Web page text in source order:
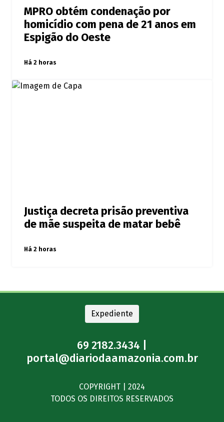
MPRO obtém condenação por
homicídio com pena de 21 anos em
Espigão do Oeste
Há 2 horas
Justiça decreta prisão preventiva
de mãe suspeita de matar bebê
Há 2 horas
Expediente
69 2182.3434 |
portal@diariodaamazonia.com.br
COPYRIGHT | 2024
TODOS OS DIREITOS RESERVADOS